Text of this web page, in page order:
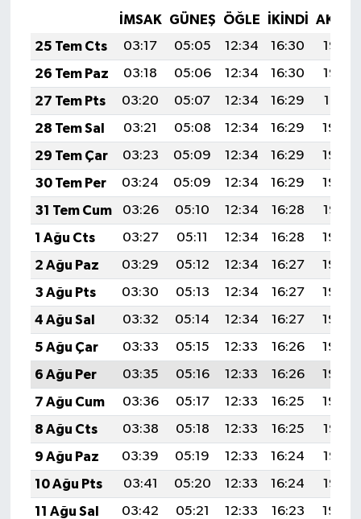
İMSAK GÜNEŞ ÖĞLE İKINDI
25 Tem Cts
03:17 05:05 12:34 16:30
19:53
26 Tem Paz
03:18 05:06 12:34 16:30
19:52
27 Tem Pts
03:20 05:07 12:34 16:29
19:51
28 Tem Sal
03:21 05:08 12:34 16:29
19:50
29 Tem Çar
03:23 05:09 12:34 16:29
19:49
30 Tem Per
03:24 05:09 12:34 16:29
19:48
31 Tem Cum
03:26 05:10 12:34 16:28
19:47
1 Ağu Cts
03:27 05:11 12:34 16:28
19:46
2 Ağu Paz
03:29 05:12 12:34 16:27
19:45
3 Ağu Pts
03:30 05:13 12:34 16:27
19:44
4 Ağu Sal
03:32 05:14 12:34 16:27
19:43
5 Ağu Çar
03:33 05:15 12:33 16:26
19:42
6 Ağu Per
03:35 05:16 12:33 16:26
19:40
7 Ağu Cum
03:36 05:17 12:33 16:25
19:39
8 Ağu Cts
03:38 05:18 12:33 16:25
19:38
9 Ağu Paz
03:39 05:19 12:33 16:24
19:37
10 Ağu Pts
03:41 05:20 12:33 16:24
19:36
11 Ağu Sal
03:42 05:21 12:33 16:23
19:34
Yaşam